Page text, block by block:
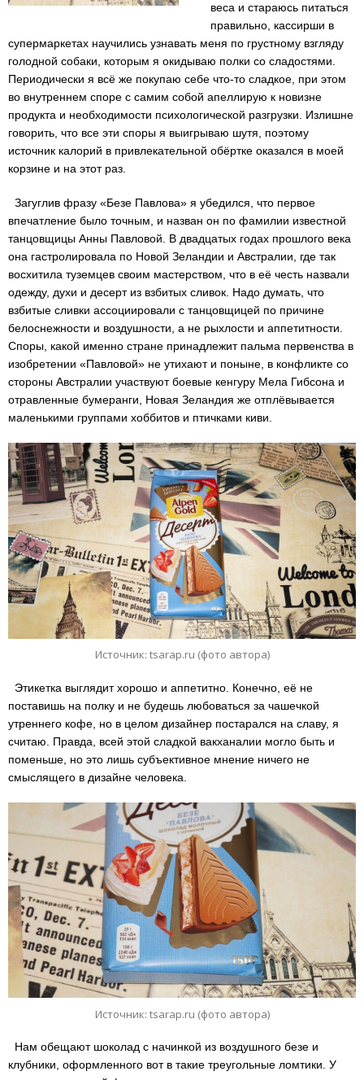
веса и стараюсь питаться
правильно, кассирши в
супермаркетах научились узнавать меня по грустному взгляду
голодной собаки, которым я окидываю полки со сладостями.
Периодически я всё же покупаю себе что-то сладкое, при этом
во внутреннем споре с самим собой апеллирую к новизне
продукта и необходимости психологической разгрузки. Излишне
говорить, что все эти споры я выигрываю шутя, поэтому
источник калорий в привлекательной обёртке оказался в моей
корзине и на этот раз.
Загуглив фразу «Безе Павлова» я убедился, что первое
впечатление было точным, и назван он по фамилии известной
танцовщицы Анны Павловой. В двадцатых годах прошлого века
она гастролировала по Новой Зеландии и Австралии, где так
восхитила туземцев своим мастерством, что в её честь назвали
одежду, духи и десерт из взбитых сливок. Надо думать, что
взбитые сливки ассоциировали с танцовщицей по причине
белоснежности и воздушности, а не рыхлости и аппетитности.
Споры, какой именно стране принадлежит пальма первенства в
изобретении «Павловой» не утихают и поныне, в конфликте со
стороны Австралии участвуют боевые кенгуру Мела Гибсона и
отравленные бумеранги, Новая Зеландия же отплёвывается
маленькими группами хоббитов и птичками киви.
Источник: tsarap.ru (фото автора)
Этикетка выглядит хорошо и аппетитно. Конечно, её не
поставишь на полку и не будешь любоваться за чашечкой
утреннего кофе, но в целом дизайнер постарался на славу, я
считаю. Правда, всей этой сладкой вакханалии могло быть и
поменьше, но это лишь субъективное мнение ничего не
смыслящего в дизайне человека.
Источник: tsarap.ru (фото автора)
Нам обещают шоколад с начинкой из воздушного безе и
клубники, оформленного вот в такие треугольные ломтики. У